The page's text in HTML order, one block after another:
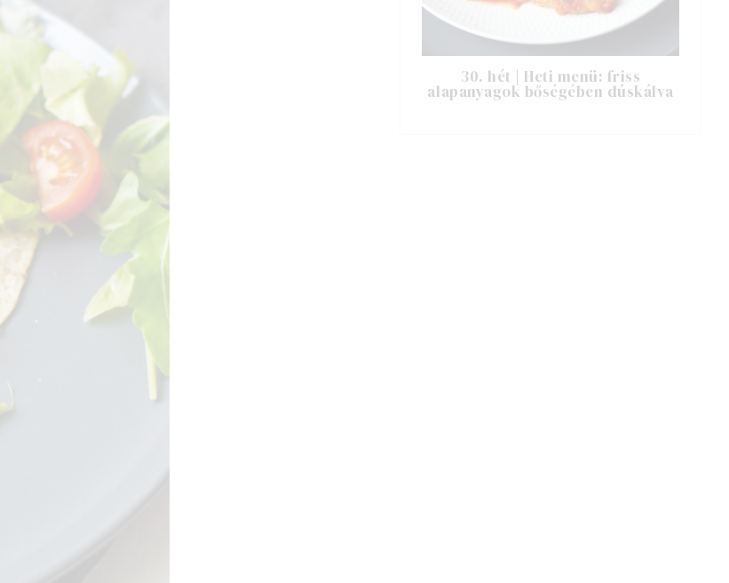
30. hét | Heti menü: friss
alapanyagok bőségében dúskálva